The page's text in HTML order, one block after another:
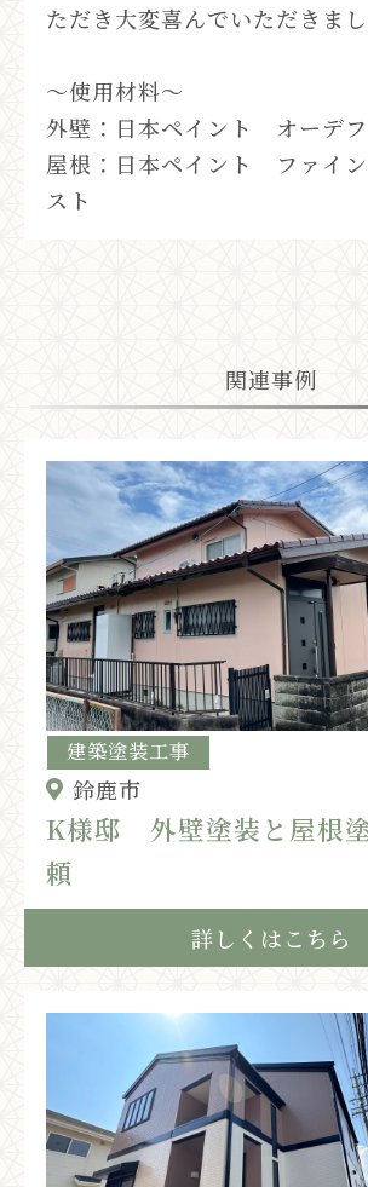
ただき大変喜んでいただきまし
〜使用材料〜
外壁：日本ペイント オーデ
屋根：日本ペイント ファイ
スト
関連事例
建築塗装工事
鈴鹿市
K様邸 外壁塗装と屋根
頼
詳しくはこちら